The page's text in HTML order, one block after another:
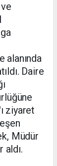
alanında
Daire
ziyaret
Müdür
aldı.